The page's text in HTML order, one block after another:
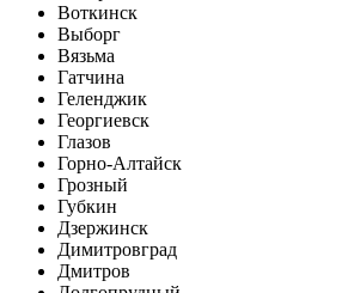
Воткинск
Выборг
Вязьма
Гатчина
Геленджик
Георгиевск
Глазов
Горно-Алтайск
Грозный
Губкин
Дзержинск
Димитровград
Дмитров